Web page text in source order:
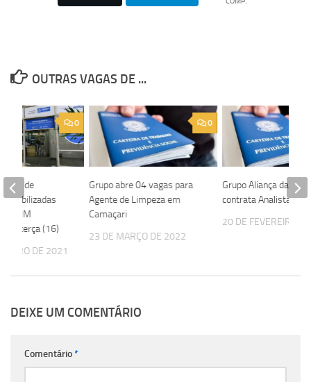
OUTRAS VAGAS DE ...
0
Grupo abre 04 vagas para
Agente de Limpeza em
Camaçari
23 DE MARÇO DE 2022
Grupo Aliança da
contrata Analista
20 DE FEVEREIRO
0
de
SIMM
terça (16)
DE 2021
DEIXE UM COMENTÁRIO
Comentário*